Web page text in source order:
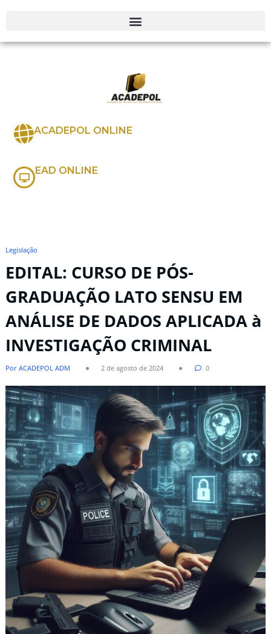
ACADEPOL ONLINE
EAD ONLINE
Legislação
EDITAL: CURSO DE PÓS-
GRADUAÇÃO LATO SENSU EM
ANÁLISE DE DADOS APLICADA à
INVESTIGAÇÃO CRIMINAL​
Por ACADEPOL ADM 2 de agosto de 2024 0